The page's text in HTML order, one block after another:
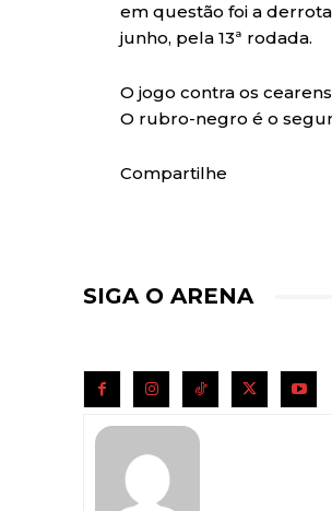
em questão foi a
junho, pela 13ª rodada.
O jogo contra os
O rubro-negro é o
Compartilhe
SIGA O ARENA